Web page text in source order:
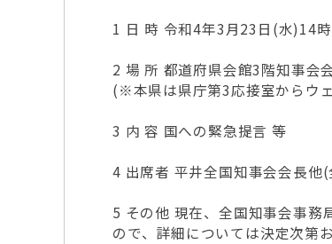
1 日 時 令和4年3月23日(水)14
2 場 所 都道府県会館3階知事会
(※本県は県庁第3応接室からウ
3 内 容 国への緊急提言 等
4 出席者 平井全国知事会会長他
5 その他 現在、全国知事会事務
ので、詳細については決定次第